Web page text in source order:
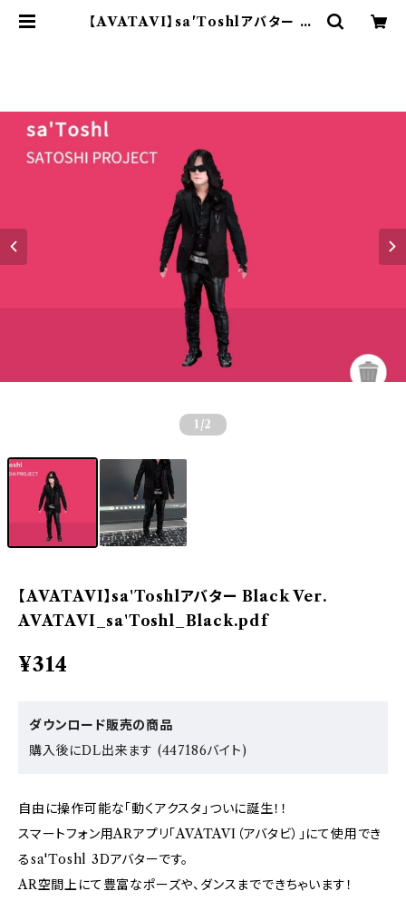
【AVATAVI】sa'Toshlアバター Bl
1 /2
【AVATAVI】sa'Toshlアバター Black Ver.
AVATAVI_sa'Toshl_Black.pdf
¥314
ダウンロード販売の商品
購入後にDL出来ます (447186バイト)
自由に操作可能な「動くアクスタ」ついに誕生！！
スマートフォン用ARアプリ「AVATAVI（アバタビ）」にて使用でき
るsa'Toshl 3Dアバターです。
AR空間上にて豊富なポーズや、ダンスまでできちゃいます！